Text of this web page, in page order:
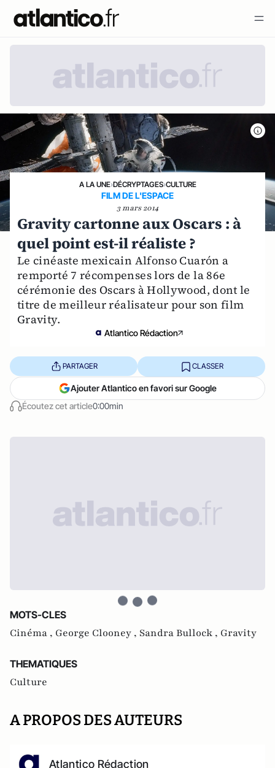
A LA UNE›DÉCRYPTAGES›CULTURE
FILM DE L'ESPACE
3 mars 2014
Gravity cartonne aux Oscars : à
quel point est-il réaliste ?
Le cinéaste mexicain Alfonso Cuarón a
remporté 7 récompenses lors de la 86e
cérémonie des Oscars à Hollywood, dont le
titre de meilleur réalisateur pour son film
Gravity.
Atlantico Rédaction
Écoutez cet article0:00min
PARTAGER CLASSER
Ajouter Atlantico en favori sur Google
MOTS-CLES
Cinéma , George Clooney , Sandra Bullock , Gravity
THEMATIQUES
Culture
A PROPOS DES AUTEURS
Atlantico Rédaction